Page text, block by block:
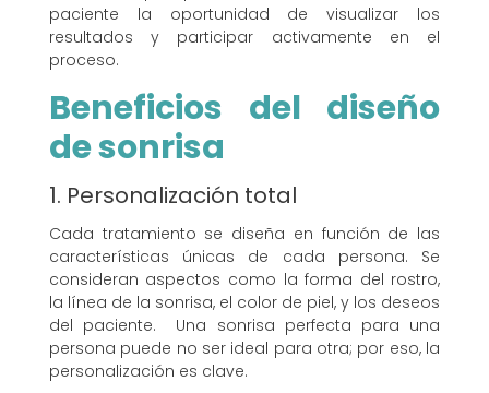
paciente la oportunidad de visualizar los
resultados y participar activamente en el
proceso.
Beneficios del diseño
de sonrisa
1. Personalización total
Cada tratamiento se diseña en función de las
características únicas de cada persona. Se
consideran aspectos como la forma del rostro,
la línea de la sonrisa, el color de piel, y los deseos
del paciente. Una sonrisa perfecta para una
persona puede no ser ideal para otra; por eso, la
personalización es clave.